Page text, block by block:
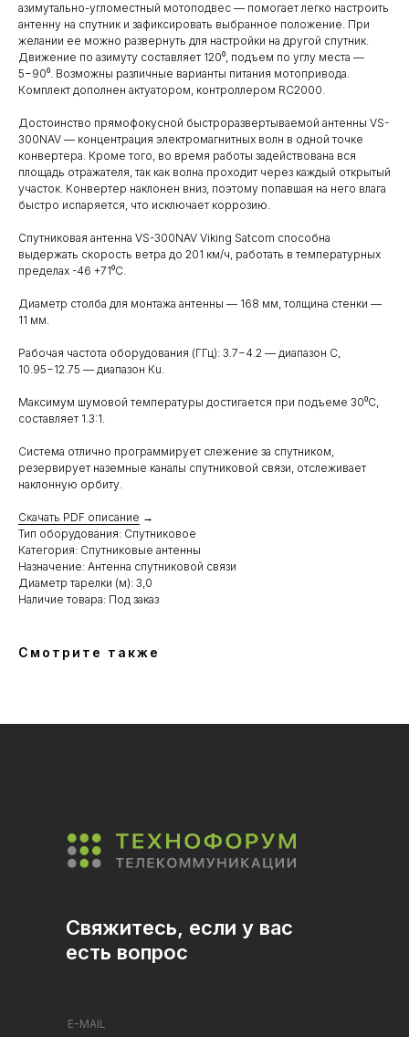
азимутально-угломестный мотоподвес — помогает легко настроить
антенну на спутник и зафиксировать выбранное положение. При
желании ее можно развернуть для настройки на другой спутник.
Движение по азимуту составляет 120⁰, подъем по углу места —
5−90⁰. Возможны различные варианты питания мотопривода.
Комплект дополнен актуатором, контроллером RC2000.
Достоинство прямофокусной быстроразвертываемой антенны VS-
300NAV — концентрация электромагнитных волн в одной точке
конвертера. Кроме того, во время работы задействована вся
площадь отражателя, так как волна проходит через каждый открытый
участок. Конвертер наклонен вниз, поэтому попавшая на него влага
быстро испаряется, что исключает коррозию.
Спутниковая антенна VS-300NAV Viking Satcom способна
выдержать скорость ветра до 201 км/ч, работать в температурных
пределах -46 +71⁰С.
Диаметр столба для монтажа антенны — 168 мм, толщина стенки —
11 мм.
Рабочая частота оборудования (ГГц): 3.7−4.2 — диапазон С,
10.95−12.75 — диапазон Кu.
Максимум шумовой температуры достигается при подъеме 30⁰С,
составляет 1.3:1.
Система отлично программирует слежение за спутником,
резервирует наземные каналы спутниковой связи, отслеживает
наклонную орбиту.
Скачать PDF описание →
Тип оборудования: Спутниковое
Категория: Спутниковые антенны
Назначение: Антенна спутниковой связи
Диаметр тарелки (м): 3,0
Наличие товара: Под заказ
Смотрите также
Свяжитесь, если у вас
есть вопрос